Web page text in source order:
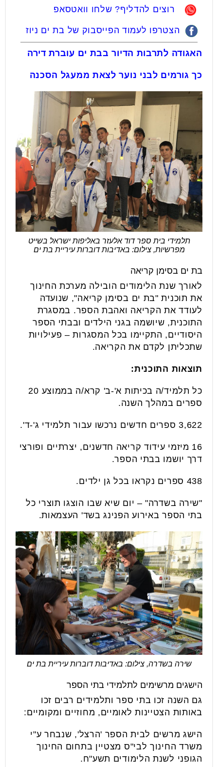
רוצים להדליף? שלחו וואטסאפ
הצטרפו לעמוד הפייסבוק של בת ים ניוז
האגודה לתרבות הדיור בבת ים עוברת דירה
כך גורמים לבני נוער לצאת ממעגל הסכנה
תלמידי בית ספר דוד אלעזר באליפות ישראל בשייט
מפרשיות, צילום: באדיבות דוברות עיריית בת ים
בת ים בסימן קריאה
לאורך שנת הלימודים הובילה מערכת החינוך
את תוכנית "בת ים בסימן קריאה", שנועדה
לעודד את הקריאה ואהבת הספר. במסגרת
התוכנית, שיושמה בגני הילדים ובבתי הספר
היסודיים, התקיימו בכל המסגרות – פעילויות
שתכליתן לקדם את הקריאה.
תוצאות התוכנית:
כל תלמיד/ה בכיתות א'-ב' קרא/ה בממוצע 20
ספרים במהלך השנה.
3,622 ספרים חדשים נרכשו עבור תלמידי ג'-ד'.
16 מיזמי עידוד קריאה חדשנים, יצרתיים ופורצי
דרך יושמו בבתי הספר.
438 ספרים נקראו בכל גן ילדים.
"שירה בשדרה" – יום שיא שבו הוצגו תוצרי כל
בתי הספר באירוע הפנינג בשד' העצמאות.
שירה בשדרה, צילום: באדיבות דוברות עיריית בת ים
הישגים מרשימים לתלמידי בתי הספר
גם השנה זכו בתי ספר ותלמידים רבים זכו
באותות הצטיינות לאומיים, מחוזיים ומקומיים:
הישג מרשים לבית הספר 'הרצל', שנבחר ע"י
משרד החינוך לבי"ס מצטיין בתחום החינוך
הגופני לשנת הלימודים תשע"ח.